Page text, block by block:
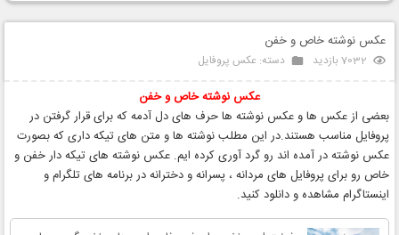
عکس نوشته خاص و خفن
7032 بازدید دسته: عکس پروفایل
عکس نوشتهخاص و خفن
بعضی از عکس ها و عکس نوشته ها حرف های دل آدمه که برای قرار گرفتن در
پروفایل مناسب هستند.در این مطلب نوشته ها و متن های تیکه داری که بصورت
عکس نوشته در آمده اند رو گرد آوری کرده ایم. عکس نوشته های تیکه دار خفن و
خاص رو برای پروفایل های مردانه ، پسرانه و دخترانه در برنامه های تلگرام و
اینستاگرام مشاهده و دانلود کنید.